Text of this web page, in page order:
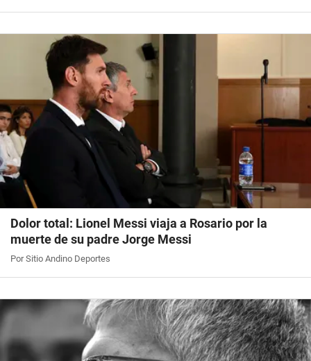
Dolor total: Lionel Messi viaja a Rosario por la
muerte de su padre Jorge Messi
Por Sitio Andino Deportes